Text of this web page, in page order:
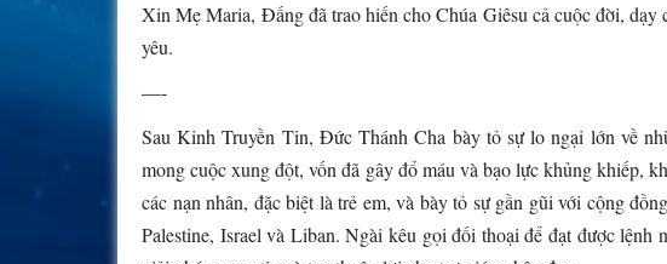
Xin Mẹ Maria, Đấng đã trao hiến cho Chúa Giêsu cả cuộc đời,
yêu.
—-
Sau Kinh Truyền Tin, Đức Thánh Cha bày tỏ sự lo ngại lớn về
mong cuộc xung đột, vốn đã gây đổ máu và bạo lực khủng khiếp,
các nạn nhân, đặc biệt là trẻ em, và bày tỏ sự gần gũi với cộng
Palestine, Israel và Liban. Ngài kêu gọi đối thoại để đạt được lệnh